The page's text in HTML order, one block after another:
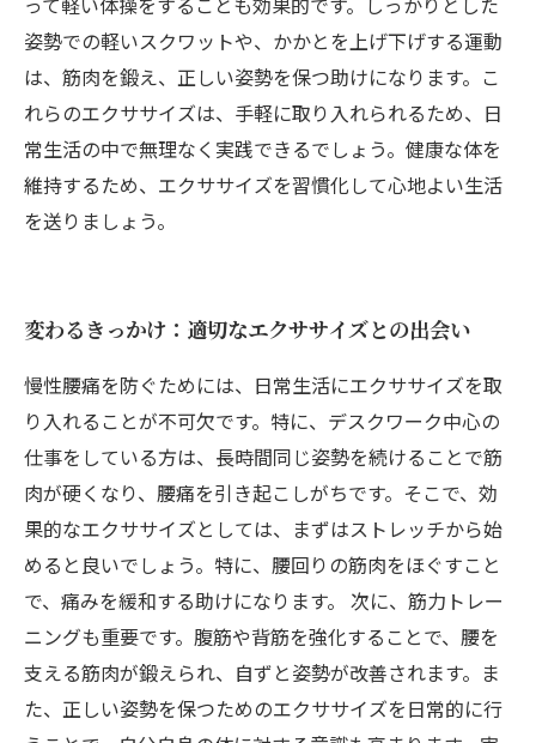
姿勢での軽いスクワットや、かかとを上げ下げする運動
は、筋肉を鍛え、正しい姿勢を保つ助けになります。こ
れらのエクササイズは、手軽に取り入れられるため、日
常生活の中で無理なく実践できるでしょう。健康な体を
維持するため、エクササイズを習慣化して心地よい生活
を送りましょう。
変わるきっかけ：適切なエクササイズとの出会い
慢性腰痛を防ぐためには、日常生活にエクササイズを取
り入れることが不可欠です。特に、デスクワーク中心の
仕事をしている方は、長時間同じ姿勢を続けることで筋
肉が硬くなり、腰痛を引き起こしがちです。そこで、効
果的なエクササイズとしては、まずはストレッチから始
めると良いでしょう。特に、腰回りの筋肉をほぐすこと
で、痛みを緩和する助けになります。 次に、筋力トレー
ニングも重要です。腹筋や背筋を強化することで、腰を
支える筋肉が鍛えられ、自ずと姿勢が改善されます。ま
た、正しい姿勢を保つためのエクササイズを日常的に行